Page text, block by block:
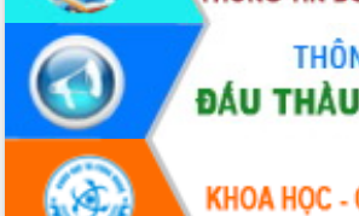
Hòn Yến phát triển du lịch gắn với bảo
tồn biển
Lấy ý kiến điều chỉnh Quy hoạch tỉnh
Đắk Lắk thời kỳ 2021-2030, tầm nhìn
đến năm 2050
Phát động chiến dịch 30 ngày đêm
giải phóng mặt bằng Tuyến đường bộ
ven biển